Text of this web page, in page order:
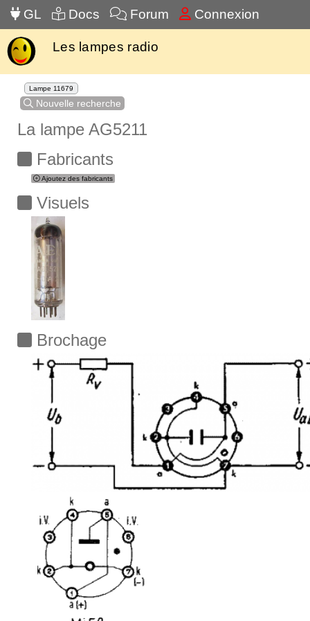
GL Docs Forum Connexion
Les lampes radio
Lampe 11679
Nouvelle recherche
La lampe AG5211
Fabricants
Ajoutez des fabricants
Visuels
Brochage